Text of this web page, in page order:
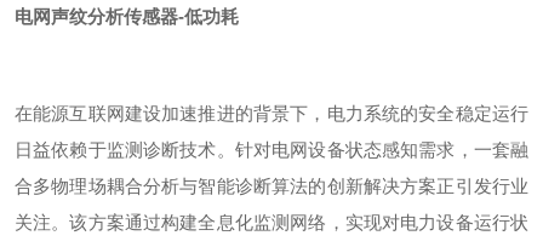
电网声纹分析传感器-低功耗
在能源互联网建设加速推进的背景下，电力系统的安全稳定运行
日益依赖于监测诊断技术。针对电网设备状态感知需求，一套融
合多物理场耦合分析与智能诊断算法的创新解决方案正引发行业
关注。该方案通过构建全息化监测网络，实现对电力设备运行状